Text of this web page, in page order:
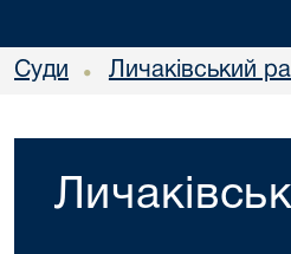
Суди • Личаківський